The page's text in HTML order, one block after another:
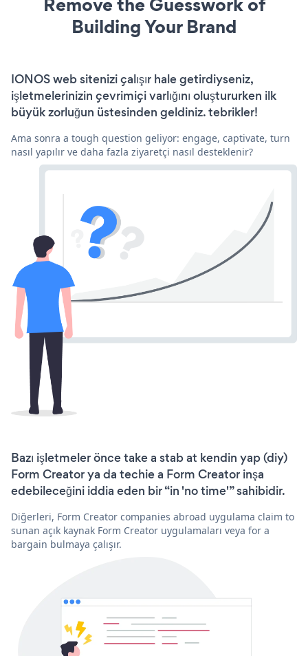
Building Your Brand
IONOS web sitenizi çalışır hale getirdiyseniz,
işletmelerinizin çevrimiçi varlığını oluştururken ilk
büyük zorluğun üstesinden geldiniz. tebrikler!
Ama sonra a tough question geliyor: engage, captivate, turn
nasıl yapılır ve daha fazla ziyaretçi nasıl desteklenir?
Bazı işletmeler önce take a stab at kendin yap (diy)
Form Creator ya da techie a Form Creator inşa
edebileceğini iddia eden bir “in 'no time'” sahibidir.
Diğerleri, Form Creator companies abroad uygulama claim to
sunan açık kaynak Form Creator uygulamaları veya for a
bargain bulmaya çalışır.